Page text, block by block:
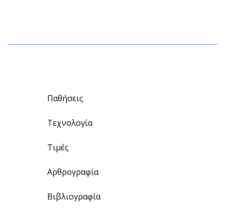
Παθήσεις
Τεχνολογία
Τιμές
Αρθρογραφία
Βιβλιογραφία